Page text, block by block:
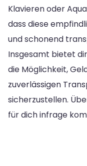
Klavieren oder
dass diese
und schonend
Insgesamt bietet
die Möglichkeit,
zuverlässigen
sicherzustellen.
für dich infrage